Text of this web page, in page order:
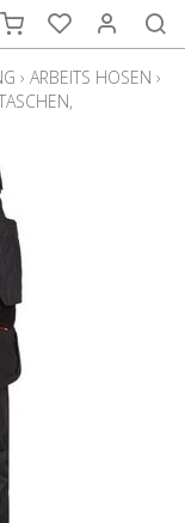
› ARBEITS HOSEN ›